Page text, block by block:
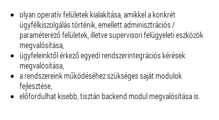
olyan operatív felületek kialakítása, amikkel a konkrét
ügyfélkiszolgálás történik, emellett adminisztrációs /
paraméterező felületek, illetve supervisori felügyeleti eszközök
megvalósítása,
ügyfeleinktől érkező egyedi rendszerintegrációs kérések
megvalósítása,
a rendszereink működéséhez szükséges saját modulok
fejlesztése,
előfordulhat kisebb, tisztán backend modul megvalósítása is.